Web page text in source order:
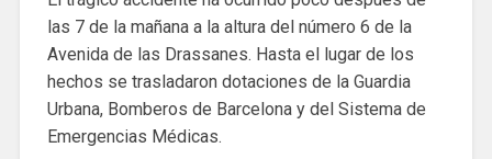
las 7 de la mañana a la altura del número 6 de la
Avenida de las Drassanes. Hasta el lugar de los
hechos se trasladaron dotaciones de la Guardia
Urbana, Bomberos de Barcelona y del Sistema de
Emergencias Médicas.